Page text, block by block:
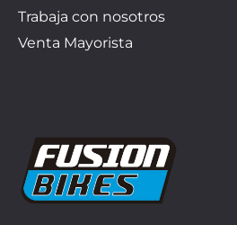
Trabaja con nosotros
Venta Mayorista